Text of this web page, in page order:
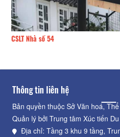
CSLT Nhà số 54
Thông tin liên hệ
Bản quyền thuộc Sở Văn hoá,
Quản lý bởi Trung tâm Xúc tiến
Địa chỉ: Tầng 3 khu 9 tầng,